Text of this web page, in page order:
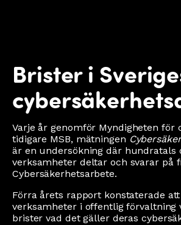
Brister i
Varje år genomför Myndigheten för
tidigare MSB, mätningen
är en undersökning där hundratals
verksamheter deltar och svarar på
Cybersäkerhetsarbete.
Förra årets rapport konstaterade att
verksamheter i offentlig förvaltning
brister vad det gäller deras